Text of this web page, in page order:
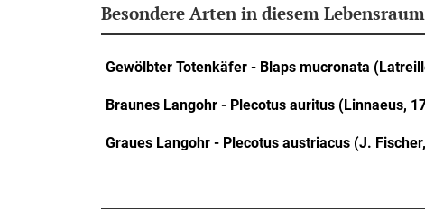
Besondere Arten in diesem Lebensraum
Gewölbter Totenkäfer - Blaps mucronata
Braunes Langohr - Plecotus auritus (Linnaeus,
Graues Langohr - Plecotus austriacus (J.